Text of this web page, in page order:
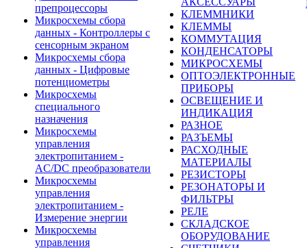
препроцессоры
Микросхемы сбора
данных - Контроллеры с
сенсорным экраном
Микросхемы сбора
данных - Цифровые
потенциометры
Микросхемы
специального
назначения
Микросхемы
управления
электропитанием -
AC/DC преобразователи
Микросхемы
управления
электропитанием -
Измерение энергии
Микросхемы
управления
КЛЕММНИКИ
КЛЕММЫ
КОММУТАЦИЯ
КОНДЕНСАТОРЫ
МИКРОСХЕМЫ
ОПТОЭЛЕКТРОННЫЕ
ПРИБОРЫ
ОСВЕЩЕНИЕ И
ИНДИКАЦИЯ
РАЗНОЕ
РАЗЪЕМЫ
РАСХОДНЫЕ
МАТЕРИАЛЫ
РЕЗИСТОРЫ
РЕЗОНАТОРЫ И
ФИЛЬТРЫ
РЕЛЕ
СКЛАДСКОЕ
ОБОРУДОВАНИЕ